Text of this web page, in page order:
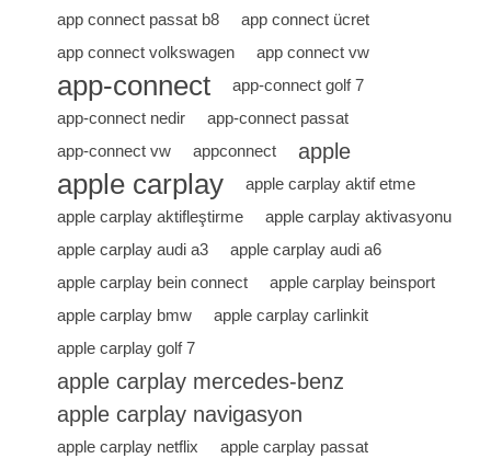
app connect passat b8
app connect ücret
app connect volkswagen
app connect vw
app-connect
app-connect golf 7
app-connect nedir
app-connect passat
app-connect vw
appconnect apple
apple carplay
apple carplay aktif etme
apple carplay aktifleştirme
apple carplay aktivasyonu
apple carplay audi a3
apple carplay audi a6
apple carplay bein connect
apple carplay beinsport
apple carplay bmw
apple carplay carlinkit
apple carplay golf 7
apple carplay mercedes-benz
apple carplay navigasyon
apple carplay netflix apple carplay passat